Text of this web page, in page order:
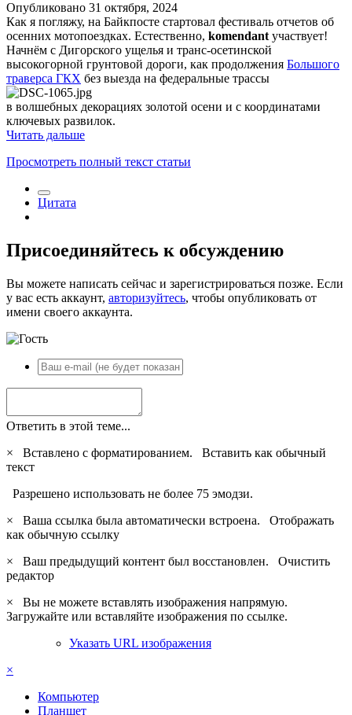
Опубликовано 31 октября, 2024
Как я погляжу, на Байкпосте стартовал фестиваль отчетов об
осенних мотопоездках. Естественно, komendant участвует!
Начнём с Дигорского ущелья и транс-осетинской
высокогорной грунтовой дороги, как продолжения Большого
траверса ГКХ без выезда на федеральные трассы
в волшебных декорациях золотой осени и с координатами
ключевых развилок.
Читать дальше
Просмотреть полный текст статьи
Цитата
Присоединяйтесь к обсуждению
Вы можете написать сейчас и зарегистрироваться позже. Если
у вас есть аккаунт, авторизуйтесь, чтобы опубликовать от
имени своего аккаунта.
Ответить в этой теме...
×
Вставлено с форматированием. Вставить как обычный
текст
Разрешено использовать не более 75 эмодзи.
×
Ваша ссылка была автоматически встроена. Отображать
как обычную ссылку
×
Ваш предыдущий контент был восстановлен. Очистить
редактор
×
Вы не можете вставлять изображения напрямую.
Загружайте или вставляйте изображения по ссылке.
Указать URL изображения
×
Компьютер
Планшет